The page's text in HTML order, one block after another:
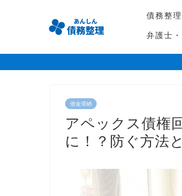
債務整理
弁護士
借金滞納
アペックス債権
に！？防ぐ方法